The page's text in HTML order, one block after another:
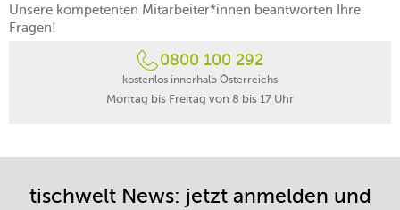
Unsere kompetenten Mitarbeiter*innen beantworten Ihre
Fragen!
0800 100 292
kostenlos innerhalb Österreichs
Montag bis Freitag von 8 bis 17 Uhr
tischwelt News: jetzt anmelden und